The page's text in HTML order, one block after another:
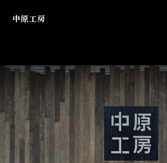
中原工房